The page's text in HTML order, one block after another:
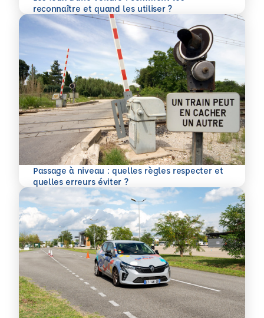
reconnaître et quand les utiliser ?
En savoir plus
Passage à niveau : quelles règles respecter et
quelles erreurs éviter ?
En savoir plus